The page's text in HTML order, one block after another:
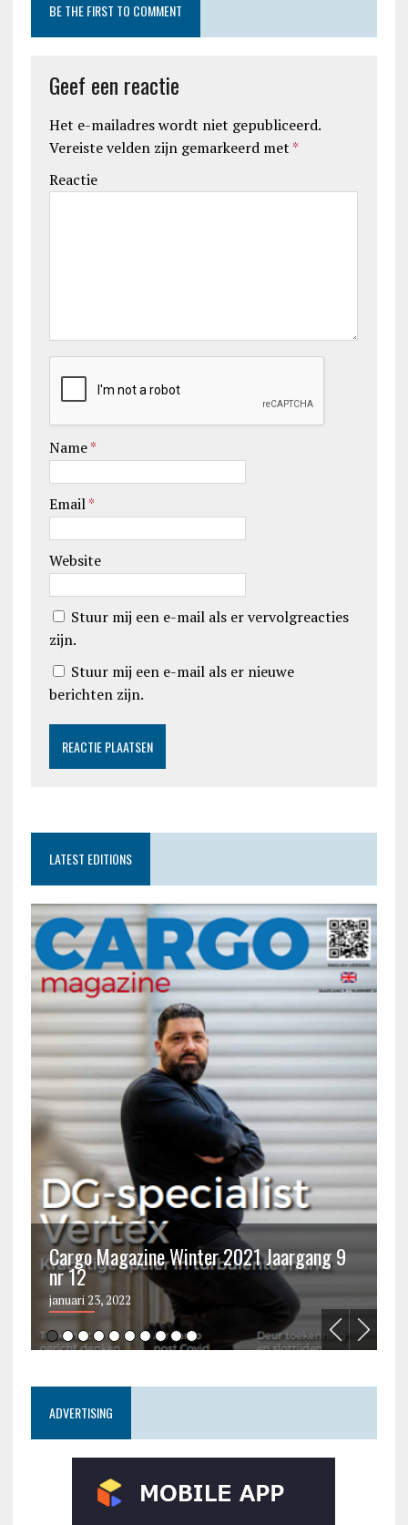
BE THE FIRST TO COMMENT
Geef een reactie
Het e-mailadres wordt niet gepubliceerd.
Vereiste velden zijn gemarkeerd met *
Reactie
Name*
Email*
Website
Stuur mij een e-mail als er vervolgreacties
zijn.
Stuur mij een e-mail als er nieuwe
berichten zijn.
LATEST EDITIONS
Cargo Magazine Winter 2021 Jaargang 9
nr 12
januari 23, 2022
ADVERTISING